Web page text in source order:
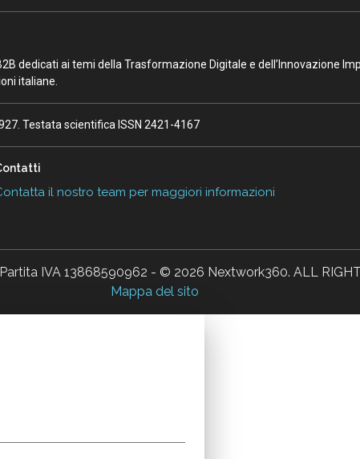
dedicati ai temi della Trasformazione Digitale e dell’Innovazione
italiane.
Testata scientifica ISSN 2421-4167
il nostro team per maggiori informazioni
IVA 13868590962 - © 2026 Nextwork360. ALL
Mappa del sito